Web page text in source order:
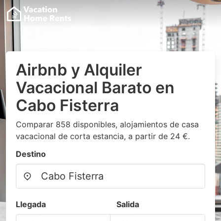
Airbnb y Alquiler
Vacacional Barato en
Cabo Fisterra
Comparar 858 disponibles, alojamientos de casa
vacacional de corta estancia, a partir de 24 €.
Destino
Llegada Salida